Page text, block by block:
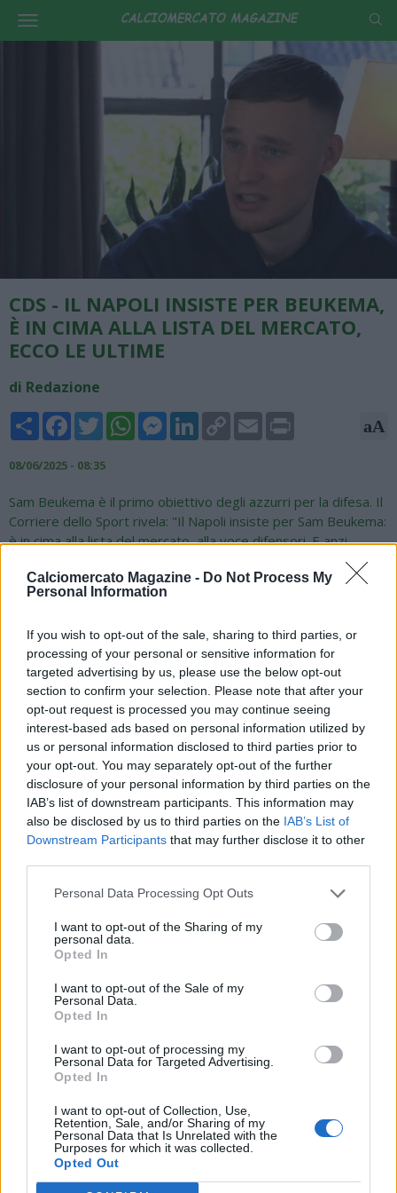
Calciomercato Magazine - Do Not Process My
Personal Information
If you wish to opt-out of the sale, sharing to third parties, or
processing of your personal or sensitive information for
targeted advertising by us, please use the below opt-out
section to confirm your selection. Please note that after your
opt-out request is processed you may continue seeing
interest-based ads based on personal information utilized by
us or personal information disclosed to third parties prior to
your opt-out. You may separately opt-out of the further
disclosure of your personal information by third parties on the
IAB’s list of downstream participants. This information may
also be disclosed by us to third parties on the IAB’s List of
Downstream Participants that may further disclose it to other
Personal Data Processing Opt Outs
I want to opt-out of the Sharing of my
personal data.
Opted In
I want to opt-out of the Sale of my
Personal Data.
Opted In
I want to opt-out of processing my
Personal Data for Targeted Advertising.
Opted In
I want to opt-out of Collection, Use,
Retention, Sale, and/or Sharing of my
Personal Data that Is Unrelated with the
Purposes for which it was collected.
Opted Out
CDS - IL NAPOLI INSISTE PER BEUKEMA,
È IN CIMA ALLA LISTA DEL MERCATO,
ECCO LE ULTIME
di Redazione
Share FacebookTwitterWhatsAppMessengerLinkedInCopy
Link
Email aA
08/06/2025 - 08:35
Sam Beukema è il primo obiettivo degli azzurri per la difesa. Il
Corriere dello Sport rivela: "Il Napoli insiste per Sam Beukema:
è in cima alla lista del mercato, alla voce difensori. E anzi,
durante la settimana che il ds Manna ha trascorso in giro, con
tappa e puntate rilevanti a Milano, mercato city, è venuto fuori
un contatto con il Bologna per il difensore centrale
d’altezza e 26 anni di ambizioni, ha chiacchierato in Olanda con
Espn parlando di opportunità, treni e futuro. Tutto normale,
tutto consequenziale dopo una stagione di ottimo livello e nel
pieno di una crescita sottolineata anche dal ct degli Oranje,
Ronald Koeman. Un po’ come la valutazione che il Bologna gli
riconosce: intorno ai 25 milioni di euro".
VAI ALLA VERSIONE CLASSICA
Il materiale (testo, foto e video) consultabile in questo portale è di nostra proprietà.
Alcune foto (screenshot) ed articoli presenti su "Calciomercato Magazine" sono in parte
giunti da internet, in quanto arrivati alla nostra attenzione attraverso regolari
comunicati stampa con immagini e testi allegati ed autorizzati alla pubblicazione, e
quindi valutati di pubblico dominio. Se i soggetti o gli autori avessero qualcosa in